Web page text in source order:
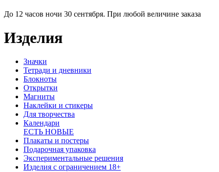
До 12 часов ночи 30 сентября. При любой величине заказа
Изделия
Значки
Тетради и дневники
Блокноты
Открытки
Магниты
Наклейки и стикеры
Для творчества
Календари
ЕСТЬ НОВЫЕ
Плакаты и постеры
Подарочная упаковка
Экспериментальные решения
Изделия с ограничением 18+